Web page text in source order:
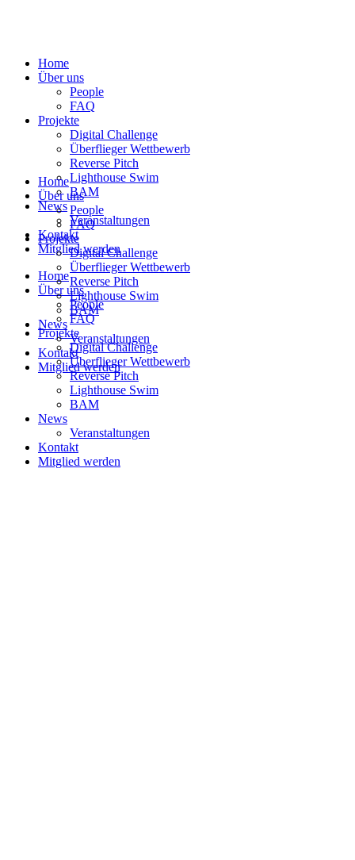
Home
Über uns
People
FAQ
Projekte
Digital Challenge
Überflieger Wettbewerb
Reverse Pitch
Lighthouse Swim
BAM
News
Veranstaltungen
Kontakt
Mitglied werden
Home
Über uns
People
FAQ
Projekte
Digital Challenge
Überflieger Wettbewerb
Reverse Pitch
Lighthouse Swim
BAM
News
Veranstaltungen
Kontakt
Mitglied werden
Home
Über uns
People
FAQ
Projekte
Digital Challenge
Überflieger Wettbewerb
Reverse Pitch
Lighthouse Swim
BAM
News
Veranstaltungen
Kontakt
Mitglied werden